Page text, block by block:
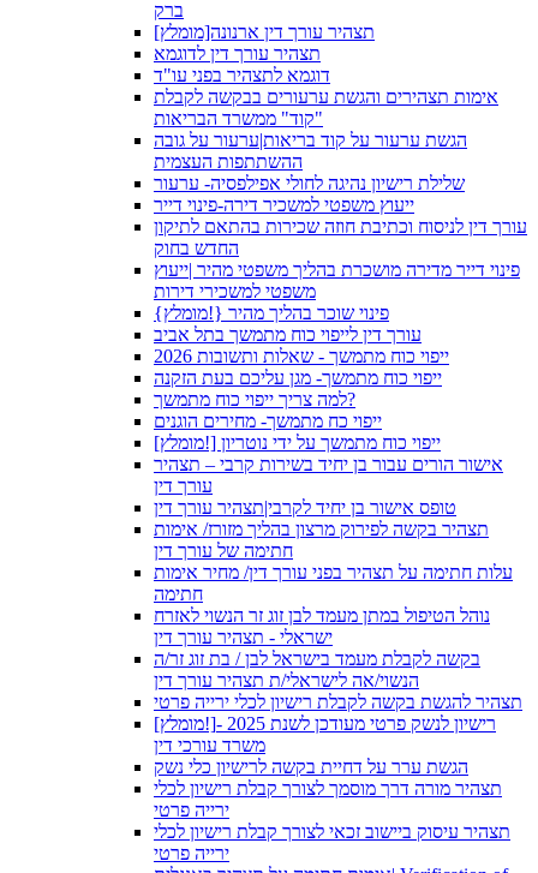
ברק
תצהיר עורך דין ארנונה[מומלץ]
תצהיר עורך דין לדוגמא
דוגמא לתצהיר בפני עו"ד
אימות תצהירים והגשת ערעורים בבקשה לקבלת
"קוד" ממשרד הבריאות
הגשת ערעור על קוד בריאות|ערעור על גובה
ההשתתפות העצמית
שלילת רישיון נהיגה לחולי אפילפסיה- ערעור
ייעוץ משפטי למשכיר דירה-פינוי דייר
עורך דין לניסוח וכתיבת חוזה שכירות בהתאם לתיקון
החדש בחוק
פינוי דייר מדירה מושכרת בהליך משפטי מהיר |ייעוץ
משפטי למשכירי דירות
{מומלץ!} פינוי שוכר בהליך מהיר
עורך דין לייפוי כוח מתמשך בתל אביב
ייפוי כוח מתמשך - שאלות ותשובות 2026
ייפוי כוח מתמשך- מגן עליכם בעת הזקנה
למה צריך ייפוי כוח מתמשך?
ייפוי כח מתמשך- מחירים הוגנים
[מומלץ!] ייפוי כוח מתמשך על ידי נוטריון
אישור הורים עבור בן יחיד בשירות קרבי – תצהיר
עורך דין
טופס אישור בן יחיד לקרבי|תצהיר עורך דין
תצהיר בקשה לפירוק מרצון בהליך מזורז/ אימות
חתימה של עורך דין
עלות חתימה על תצהיר בפני עורך דין/ מחיר אימות
חתימה
נוהל הטיפול במתן מעמד לבן זוג זר הנשוי לאזרח
ישראלי - תצהיר עורך דין
בקשה לקבלת מעמד בישראל לבן / בת זוג זר/ה
הנשוי/אה לישראלי/ת תצהיר עורך דין
תצהיר להגשת בקשה לקבלת רישיון לכלי ירייה פרטי
[מומלץ!]רישיון לנשק פרטי מעודכן לשנת 2025 -
משרד עורכי דין
הגשת ערר על דחיית בקשה לרישיון כלי נשק
תצהיר מורה דרך מוסמך לצורך קבלת רישיון לכלי
ירייה פרטי
תצהיר עיסוק ביישוב זכאי לצורך קבלת רישיון לכלי
ירייה פרטי